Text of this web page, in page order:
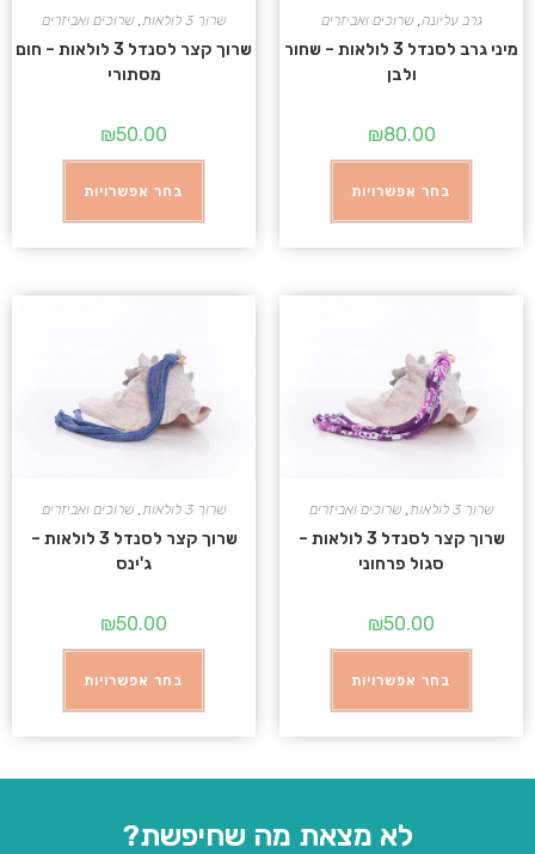
גרב עליונה ,שרוכים ואביזרים
מיני גרב לסנדל 3 לולאות – שחור
ולבן
₪80.00
בחר אפשרויות
שרוך 3 לולאות ,שרוכים ואביזרים
שרוך קצר לסנדל 3 לולאות – חום
מסתורי
₪50.00
בחר אפשרויות
שרוך 3 לולאות ,שרוכים ואביזרים
שרוך קצר לסנדל 3 לולאות –
סגול פרחוני
₪50.00
בחר אפשרויות
שרוך 3 לולאות ,שרוכים ואביזרים
שרוך קצר לסנדל 3 לולאות –
ג'ינס
₪50.00
בחר אפשרויות
לא מצאת מה שחיפשת?